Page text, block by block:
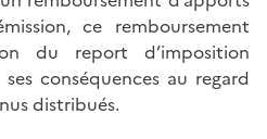
ce remboursement
du report d’imposition
conséquences au regard
distribués.